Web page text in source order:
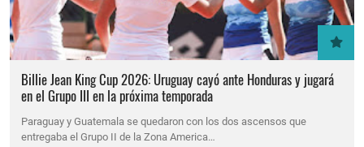
Billie Jean King Cup 2026: Uruguay cayó ante Honduras y jugará
en el Grupo III en la próxima temporada
Paraguay y Guatemala se quedaron con los dos ascensos que
entregaba el Grupo II de la Zona America…